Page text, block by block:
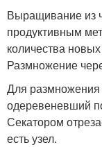
Выращивание из
продуктивным
количества
Размножение
Для размножения
одеревеневший
Секатором
есть узел.